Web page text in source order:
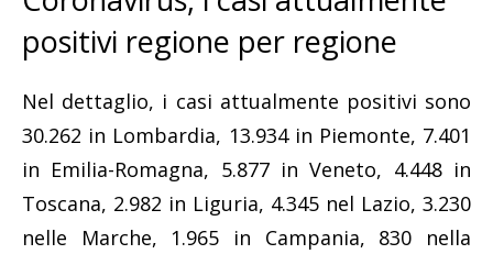
positivi regione per regione
Nel dettaglio, i casi attualmente positivi sono
30.262 in Lombardia, 13.934 in Piemonte, 7.401
in Emilia-Romagna, 5.877 in Veneto, 4.448 in
Toscana, 2.982 in Liguria, 4.345 nel Lazio, 3.230
nelle Marche, 1.965 in Campania, 830 nella